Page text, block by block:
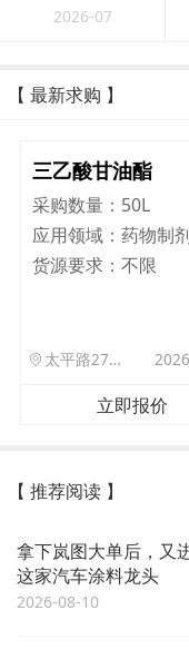
2026-07
【 最新求购 】
三乙酸甘油酯
采购数量： 50L
应用领域： 药物制
货源要求： 不限
太平路27号院北门驿站
立即报价
【 推荐阅读 】
拿下岚图大单后，又
这家汽车涂料龙头
2026-08-10